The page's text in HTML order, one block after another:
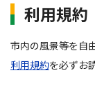
利用規約
市内の風景等を自
利用規約を必ずお